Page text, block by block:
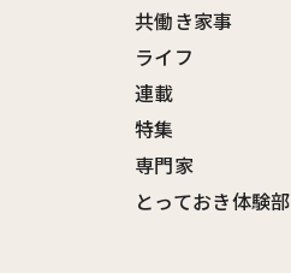
共働き家事
ライフ
連載
特集
専門家
とっておき体験部